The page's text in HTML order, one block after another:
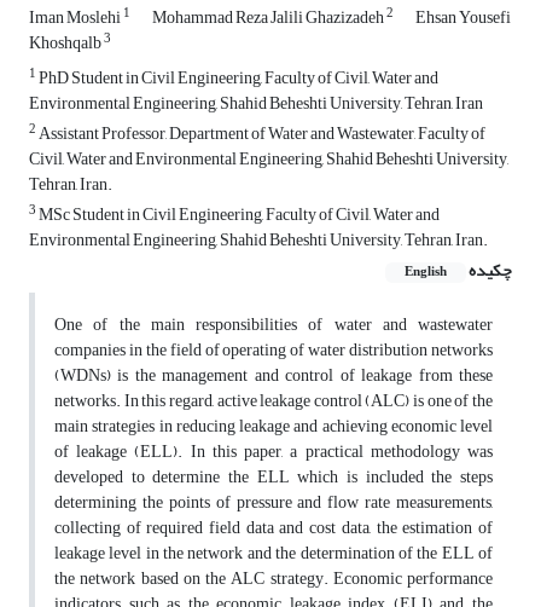
Iman Moslehi1 Mohammad Reza Jalili Ghazizadeh2 Ehsan Yousefi
Khoshqalb3
1PhD Student in Civil Engineering, Faculty of Civil, Water and
Environmental Engineering, Shahid Beheshti University, Tehran, Iran
2Assistant Professor, Department of Water and Wastewater, Faculty of
Civil, Water and Environmental Engineering, Shahid Beheshti University,
Tehran, Iran.
3MSc Student in Civil Engineering, Faculty of Civil, Water and
Environmental Engineering, Shahid Beheshti University, Tehran, Iran.
چکیده
English
One of the main responsibilities of water and wastewater
companies in the field of operating of water distribution networks
(WDNs) is the management and control of leakage from these
networks. In this regard, active leakage control (ALC) is one of the
main strategies in reducing leakage and achieving economic level
of leakage (ELL). In this paper, a practical methodology was
developed to determine the ELL which is included the steps
determining the points of pressure and flow rate measurements,
collecting of required field data and cost data, the estimation of
leakage level in the network and the determination of the ELL of
the network based on the ALC strategy. Economic performance